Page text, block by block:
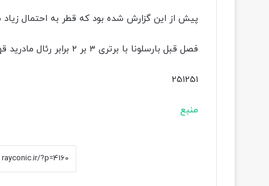
پیش از این گزارش شده بود که قطر به احتمال زیاد
فصل قبل بارسلونا با برتری ۳ بر ۲ برابر رئال مادرید قهرمان سوپرجام اسپانیا شد.
251251
منبع